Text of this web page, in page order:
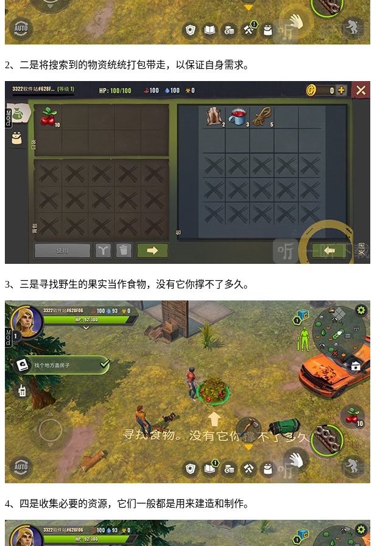
2、二是将搜索到的物资统统打包带走，以保证自身需求。
3、三是寻找野生的果实当作食物，没有它你撑不了多久。
4、四是收集必要的资源，它们一般都是用来建造和制作。